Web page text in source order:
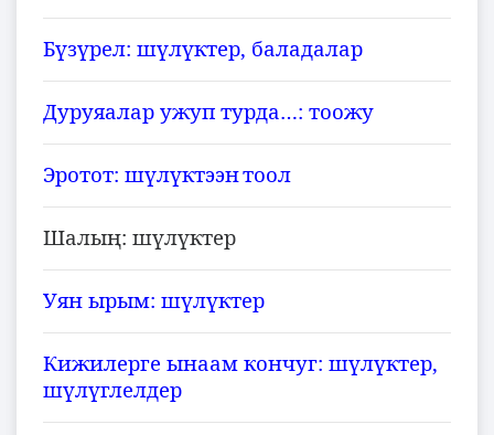
Бүзүрел: шүлүктер, баладалар
Дуруяалар ужуп турда…: тоожу
Эротот: шүлүктээнтоол
Шалың: шүлүктер
Уян ырым: шүлүктер
Кижилерге ынаам кончуг: шүлүктер,
шүлүглелдер